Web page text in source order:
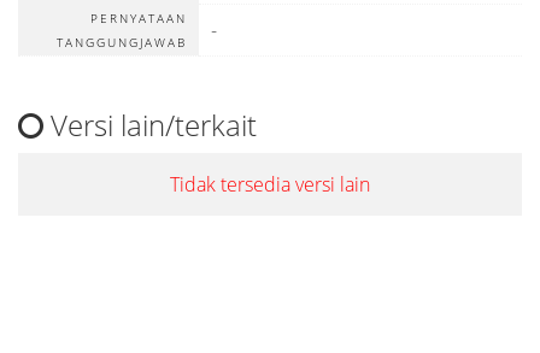
PERNYATAAN
TANGGUNGJAWAB
-
Versi lain/terkait
Tidak tersedia versi lain